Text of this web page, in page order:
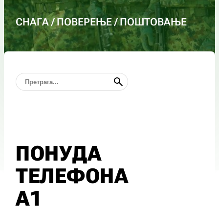
СНАГА / ПОВЕРЕЊЕ / ПОШТОВАЊЕ
ПОНУДА
ТЕЛЕФОНА
А1